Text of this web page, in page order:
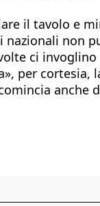
il tavolo e
non
ci
per
anche